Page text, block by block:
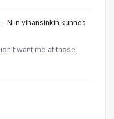
- Niin vihansinkin kunnes
want me at those